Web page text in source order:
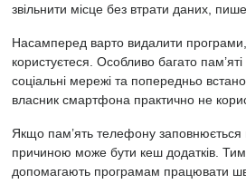
звільнити місце без втрати даних, пише
Насамперед варто видалити
користуєтеся. Особливо багато
соціальні мережі та попередньо
власник смартфона практично не
Якщо пам’ять телефону заповнюється
причиною може бути кеш додатків.
допомагають програмам працювати